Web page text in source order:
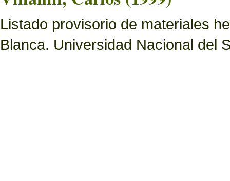
Listado provisorio de materiales
Blanca. Universidad Nacional del